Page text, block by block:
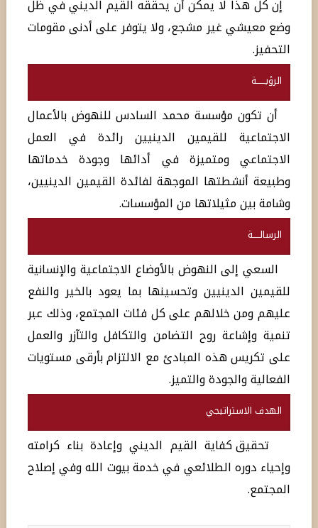
إن كل هذا لا يمكن أن يحققه القيم الديني في ظل
وضع معيشي غير مشجع، ولا يتوفر على أدنى مقومات
التحفيز.
الرؤيــــــة
أن تكون مؤسسة محمد السادس للنهوض بالأعمال
الاجتماعية للقيمين الدينيين رائدة في العمل
الاجتماعي ومتميزة في أدائها وجودة خدماتها
وطبيعة أنشطتها الموجهة لفائدة القيمين الدينيين،
وشامة بين مثيلاتها من المؤسسات.
الرسالـــــة
السعي إلى النهوض بالأوضاع الاجتماعية والإنسانية
للقيمين الدينيين وتحسينها بما يعود بالخير والنفع
عليهم ومن خلالهم على كل فئات المجتمع، وذلك عبر
تنمية وإشاعة روح التضامن والتكافل والتآزر والعمل
على تكريس هذه المبادئ مع الالتزام بأرقى مستويات
الفعالية والجودة والتميز.
الهدف الاستراتيجي
تحقيق كفاية القيم الديني وإعادة بناء كرامته
وإحياء دوره الطلائعي في خدمة بيوت الله وفي إصلاح
المجتمع.